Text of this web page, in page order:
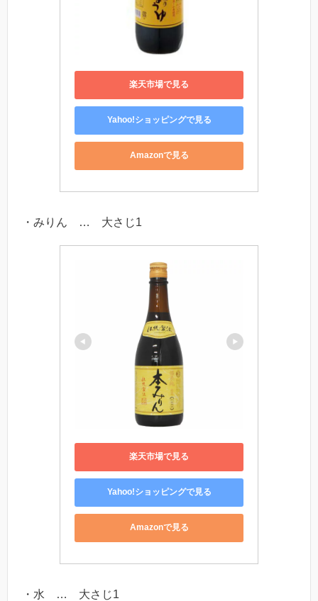
楽天市場で見る
Yahoo!ショッピングで見る
Amazonで見る
・みりん … 大さじ1
楽天市場で見る
Yahoo!ショッピングで見る
Amazonで見る
・水 … 大さじ1